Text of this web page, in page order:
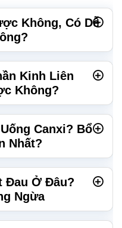
Không, Có Dễ
Kinh Liên
Không?
Canxi? Bổ
Nhất?
Đau Ở Đâu?
Ngừa